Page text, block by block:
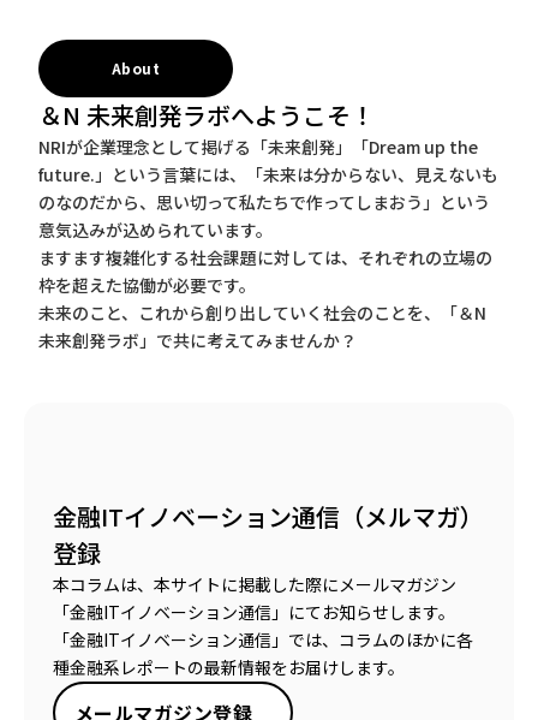
About
＆N 未来創発ラボへようこそ！
NRIが企業理念として掲げる「未来創発」「Dream up the
future.」という言葉には、「未来は分からない、見えないも
のなのだから、思い切って私たちで作ってしまおう」という
意気込みが込められています。
ますます複雑化する社会課題に対しては、それぞれの立場の
枠を超えた協働が必要です。
未来のこと、これから創り出していく社会のことを、「＆N
未来創発ラボ」で共に考えてみませんか？
金融ITイノベーション通信（メルマガ）
登録
本コラムは、本サイトに掲載した際にメールマガジン
「金融ITイノベーション通信」にてお知らせします。
「金融ITイノベーション通信」では、コラムのほかに各
種金融系レポートの最新情報をお届けします。
メールマガジン登録